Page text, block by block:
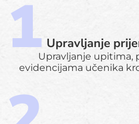
Upravljanje
Upravljanje upitima,
evidencijama učenika